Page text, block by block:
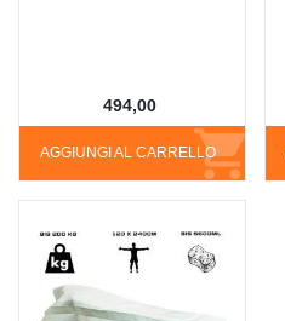
AGGIUNGI AL CARRELLO
494,00